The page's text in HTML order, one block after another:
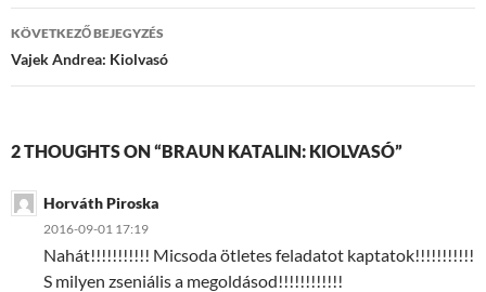
KÖVETKEZŐ BEJEGYZÉS
Vajek Andrea: Kiolvasó
2 THOUGHTS ON “BRAUN KATALIN: KIOLVASÓ”
Horváth Piroska
2016-09-01 17:19
Nahát!!!!!!!!!!! Micsoda ötletes feladatot kaptatok!!!!!!!!!!!
S milyen zseniális a megoldásod!!!!!!!!!!!!